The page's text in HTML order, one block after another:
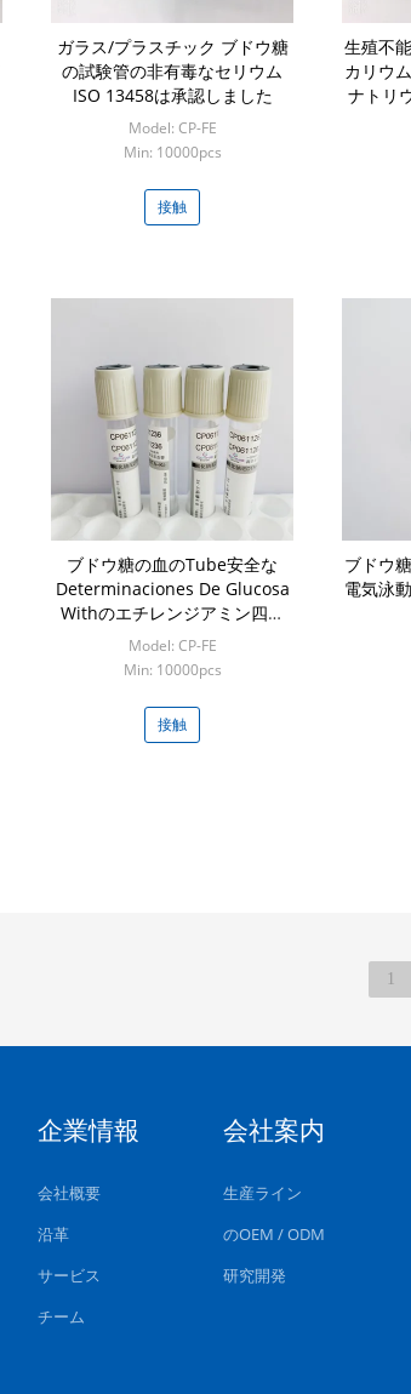
ガラス/プラスチック ブドウ糖
の試験管の非有毒なセリウム
ISO 13458は承認しました
Model: CP-FE
Min: 10000pcs
接触
生殖不
カリウ
ナトリ
ブドウ糖の血のTube安全な
Determinaciones De Glucosa
Withのエチレンジアミン四酢
酸/フッ化ナトリウム
Model: CP-FE
Min: 10000pcs
接触
ブドウ
電気泳
1
企業情報
会社概要
沿革
サービス
チーム
会社案内
生産ライン
のOEM / ODM
研究開発